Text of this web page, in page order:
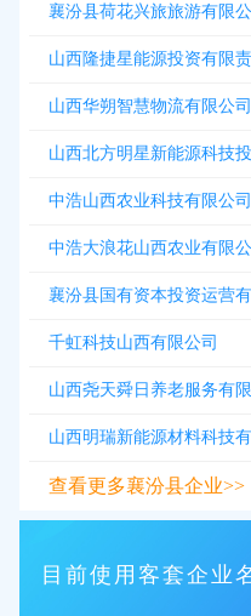
襄汾县荷花兴旅旅游有限公
山西隆捷星能源投资有限
山西华朔智慧物流有限公司
山西北方明星新能源科技
中浩山西农业科技有限公司
中浩大浪花山西农业有限公
襄汾县国有资本投资运营
千虹科技山西有限公司
山西尧天舜日养老服务有
山西明瑞新能源材料科技
查看更多襄汾县企业>>
目前使用客套企业